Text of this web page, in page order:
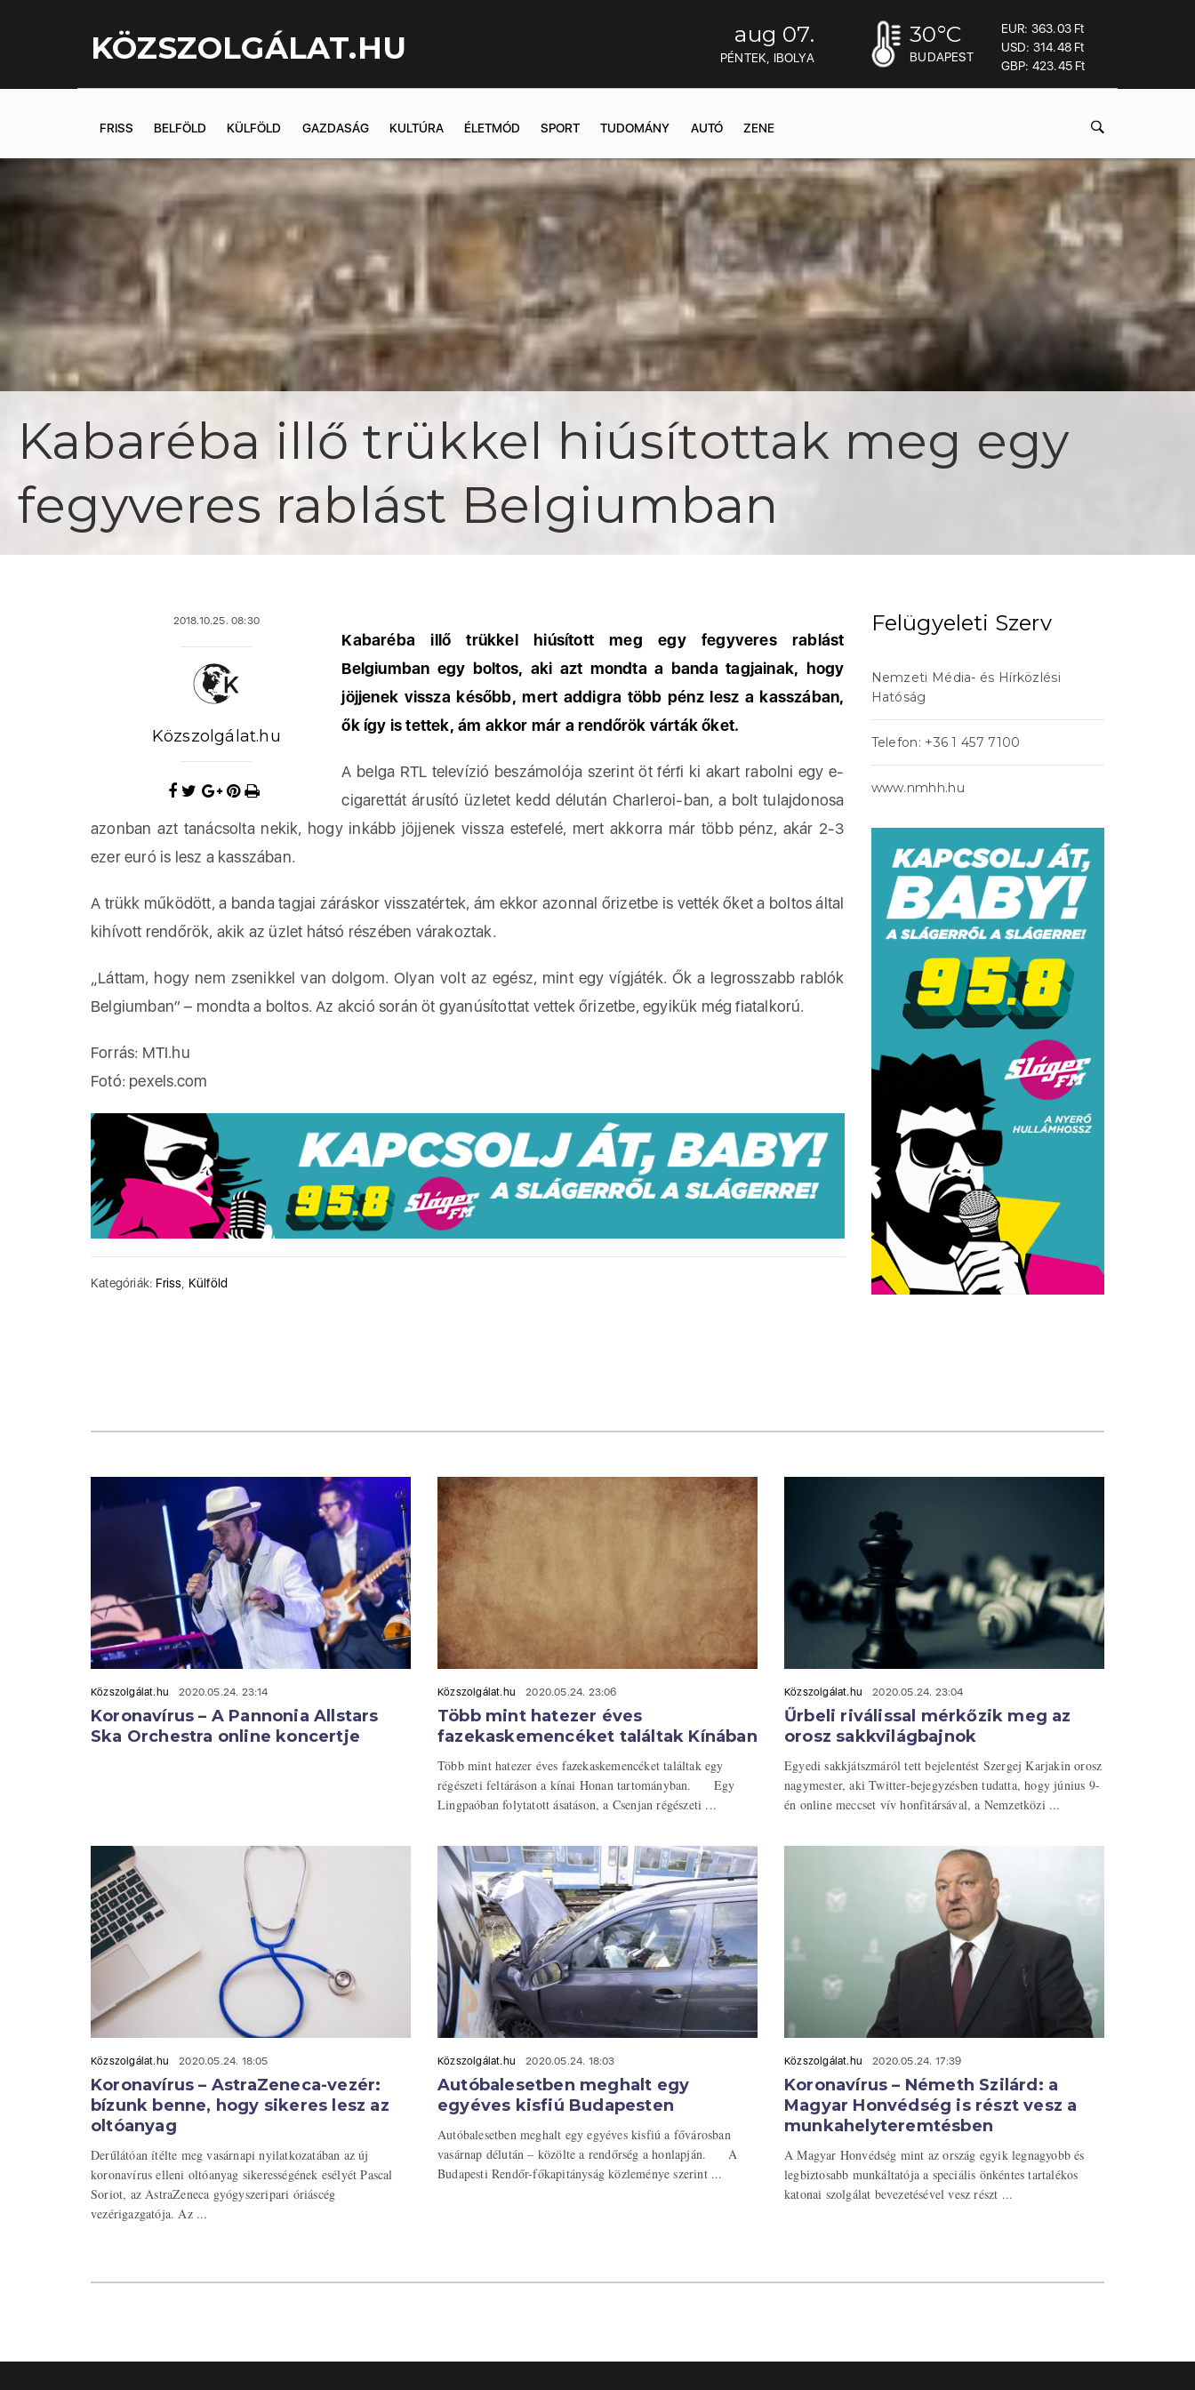
KÖZSZOLGÁLAT.HU aug 07.
PÉNTEK, IBOLYA
30°C
BUDAPEST
EUR: 363.03 Ft
USD: 314.48 Ft
GBP: 423.45 Ft
FRISS BELFÖLD KÜLFÖLD GAZDASÁG KULTÚRA ÉLETMÓD SPORT TUDOMÁNY AUTÓ ZENE
Kabaréba illő trükkel hiúsítottak meg egy
fegyveres rablást Belgiumban
2018.10.25. 08:30
Közszolgálat.hu
Kabaréba illő trükkel hiúsított meg egy fegyveres rablást
Belgiumban egy boltos, aki azt mondta a banda tagjainak, hogy
jöjjenek vissza később, mert addigra több pénz lesz a kasszában,
ők így is tettek, ám akkor már a rendőrök várták őket.
A belga RTL televízió beszámolója szerint öt férfi ki akart rabolni egy e-
cigarettát árusító üzletet kedd délután Charleroi-ban, a bolt tulajdonosa
azonban azt tanácsolta nekik, hogy inkább jöjjenek vissza estefelé, mert akkorra már több pénz, akár 2-3
ezer euró is lesz a kasszában.
A trükk működött, a banda tagjai záráskor visszatértek, ám ekkor azonnal őrizetbe is vették őket a boltos által
kihívott rendőrök, akik az üzlet hátsó részében várakoztak.
„Láttam, hogy nem zsenikkel van dolgom. Olyan volt az egész, mint egy vígjáték. Ők a legrosszabb rablók
Belgiumban” – mondta a boltos. Az akció során öt gyanúsítottat vettek őrizetbe, egyikük még fiatalkorú.
Forrás: MTI.hu
Fotó: pexels.com
Kategóriák: Friss, Külföld
Felügyeleti Szerv
Nemzeti Média- és Hírközlési
Hatóság
Telefon: +36 1 457 7100
www.nmhh.hu
Közszolgálat.hu 2020.05.24. 23:14
Koronavírus – A Pannonia Allstars
Ska Orchestra online koncertje
Közszolgálat.hu 2020.05.24. 23:06
Több mint hatezer éves
fazekaskemencéket találtak Kínában
Több mint hatezer éves fazekaskemencéket találtak egy
régészeti feltáráson a kínai Honan tartományban. Egy
Lingpaóban folytatott ásatáson, a Csenjan régészeti ...
Közszolgálat.hu 2020.05.24. 23:04
Űrbeli riválissal mérkőzik meg az
orosz sakkvilágbajnok
Egyedi sakkjátszmáról tett bejelentést Szergej Karjakin orosz
nagymester, aki Twitter-bejegyzésben tudatta, hogy június 9-
én online meccset vív honfitársával, a Nemzetközi ...
Közszolgálat.hu 2020.05.24. 18:05
Koronavírus – AstraZeneca-vezér:
bízunk benne, hogy sikeres lesz az
oltóanyag
Derűlátóan ítélte meg vasárnapi nyilatkozatában az új
koronavírus elleni oltóanyag sikerességének esélyét Pascal
Soriot, az AstraZeneca gyógyszeripari óriáscég
vezérigazgatója. Az ...
Közszolgálat.hu 2020.05.24. 18:03
Autóbalesetben meghalt egy
egyéves kisfiú Budapesten
Autóbalesetben meghalt egy egyéves kisfiú a fővárosban
vasárnap délután – közölte a rendőrség a honlapján. A
Budapesti Rendőr-főkapitányság közleménye szerint ...
Közszolgálat.hu 2020.05.24. 17:39
Koronavírus – Németh Szilárd: a
Magyar Honvédség is részt vesz a
munkahelyteremtésben
A Magyar Honvédség mint az ország egyik legnagyobb és
legbiztosabb munkáltatója a speciális önkéntes tartalékos
katonai szolgálat bevezetésével vesz részt ...